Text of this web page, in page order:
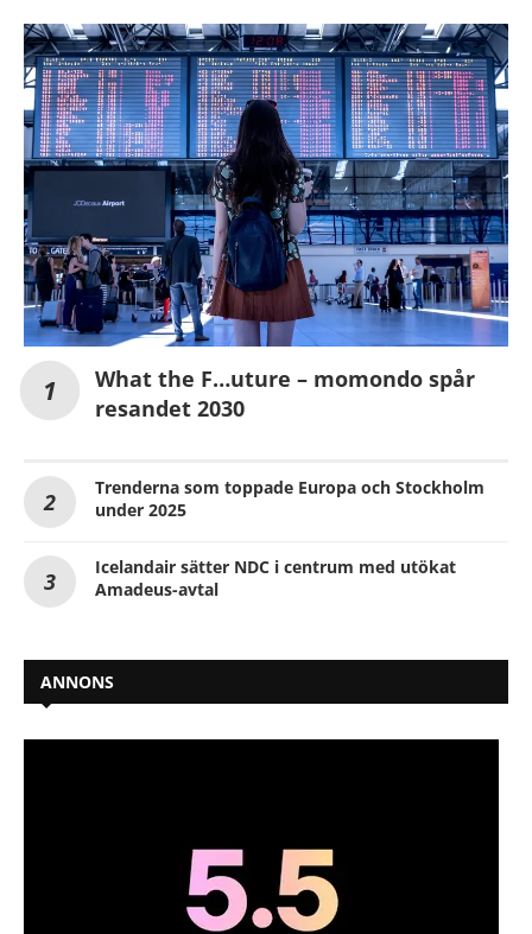
What the F…uture – momondo spår
resandet 2030
Trenderna som toppade Europa och Stockholm
under 2025
Icelandair sätter NDC i centrum med utökat
Amadeus-avtal
ANNONS